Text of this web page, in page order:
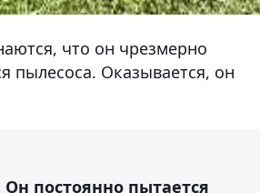
что он чрезмерно
пылесоса. Оказывается, он
постоянно пытается